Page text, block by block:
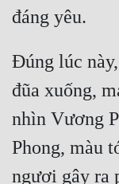
Phản Phái
Quan Trường
Đúng lúc
đũa xuống,
nhìn Vương
Phong, màu